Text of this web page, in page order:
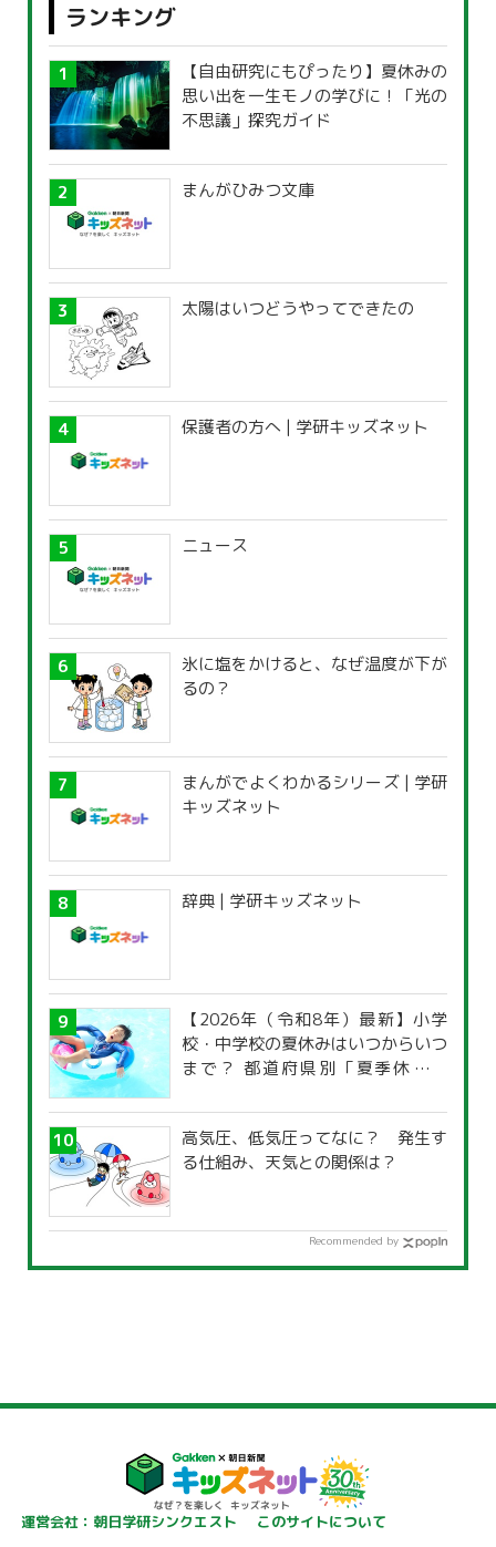
ランキング
【自由研究にもぴったり】夏休みの
思い出を一生モノの学びに！「光の
不思議」探究ガイド
まんがひみつ文庫
太陽はいつどうやってできたの
保護者の方へ | 学研キッズネット
ニュース
氷に塩をかけると、なぜ温度が下が
るの？
まんがでよくわかるシリーズ | 学研
キッズネット
辞典 | 学研キッズネット
【2026年（令和8年）最新】小学
校・中学校の夏休みはいつからいつ
まで？ 都道府県別「夏季休暇一
高気圧、低気圧ってなに？ 発生す
る仕組み、天気との関係は？
Recommended by
運営会社：朝日学研シンクエスト このサイトについて